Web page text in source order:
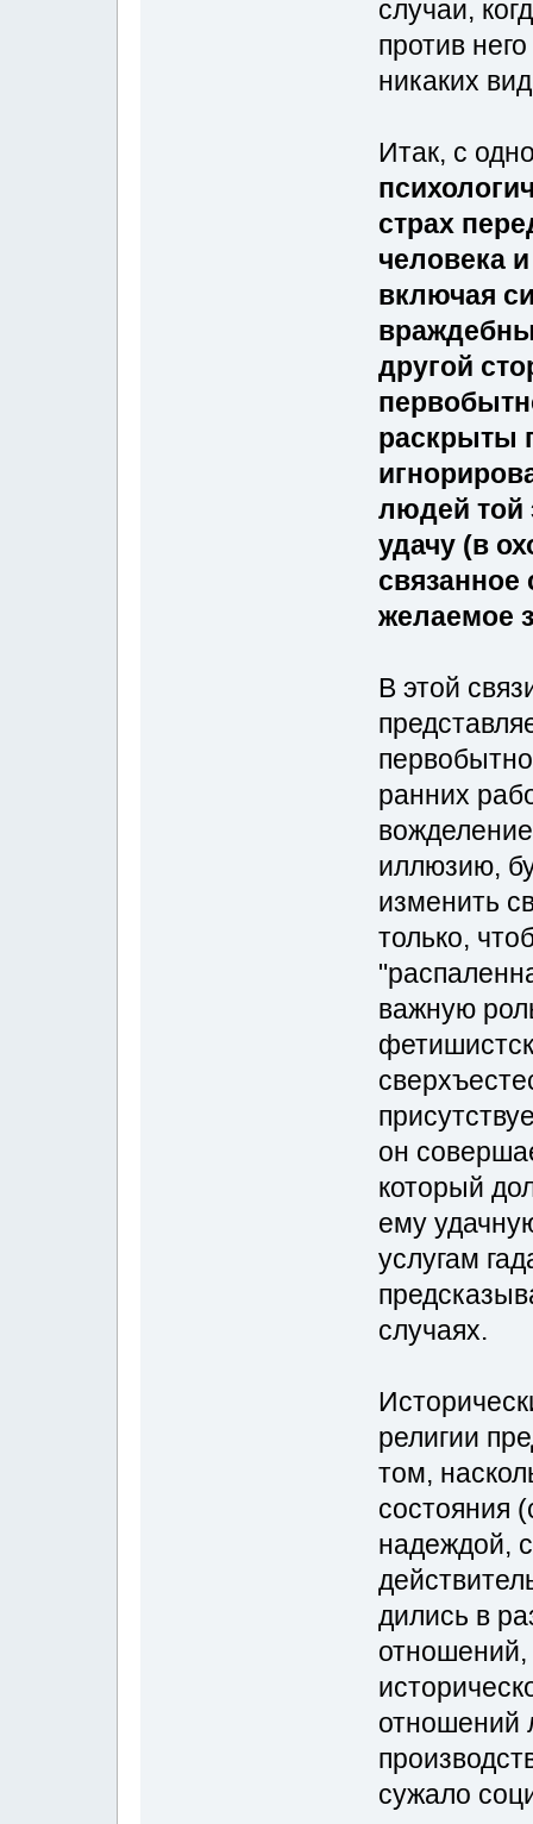
случаи,
против
никаких
Итак, с
страх
человека
включая
другой
раскрыты
людей той
удачу (в
желаемое
В этой
ранних
иллюзию,
изменить
только,
важную
он
который
ему
услугам
случаях.
религии
том,
состояния
надеждой,
дились в
отношений,
отношений
сужало